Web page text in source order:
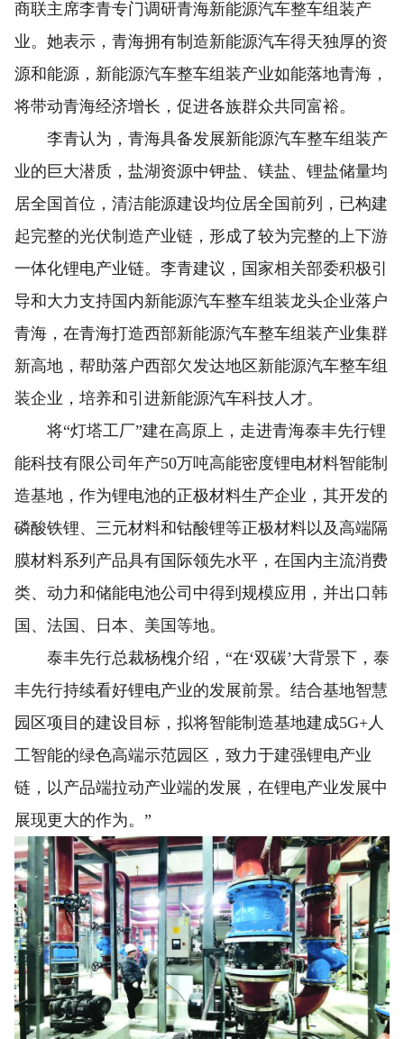
商联主席李青专门调研青海新能源汽车整车组装产
业。她表示，青海拥有制造新能源汽车得天独厚的资
源和能源，新能源汽车整车组装产业如能落地青海，
将带动青海经济增长，促进各族群众共同富裕。
李青认为，青海具备发展新能源汽车整车组装产
业的巨大潜质，盐湖资源中钾盐、镁盐、锂盐储量均
居全国首位，清洁能源建设均位居全国前列，已构建
起完整的光伏制造产业链，形成了较为完整的上下游
一体化锂电产业链。李青建议，国家相关部委积极引
导和大力支持国内新能源汽车整车组装龙头企业落户
青海，在青海打造西部新能源汽车整车组装产业集群
新高地，帮助落户西部欠发达地区新能源汽车整车组
装企业，培养和引进新能源汽车科技人才。
将“灯塔工厂”建在高原上，走进青海泰丰先行锂
能科技有限公司年产50万吨高能密度锂电材料智能制
造基地，作为锂电池的正极材料生产企业，其开发的
磷酸铁锂、三元材料和钴酸锂等正极材料以及高端隔
膜材料系列产品具有国际领先水平，在国内主流消费
类、动力和储能电池公司中得到规模应用，并出口韩
国、法国、日本、美国等地。
泰丰先行总裁杨槐介绍，“在‘双碳’大背景下，泰
丰先行持续看好锂电产业的发展前景。结合基地智慧
园区项目的建设目标，拟将智能制造基地建成5G+人
工智能的绿色高端示范园区，致力于建强锂电产业
链，以产品端拉动产业端的发展，在锂电产业发展中
展现更大的作为。”